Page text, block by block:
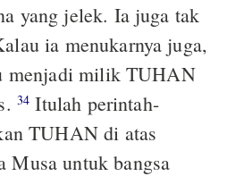
yang jelek. Ia juga tak
ia menukarnya juga,
menjadi milik TUHAN
34 Itulah perintah-
TUHAN di atas
Musa untuk bangsa